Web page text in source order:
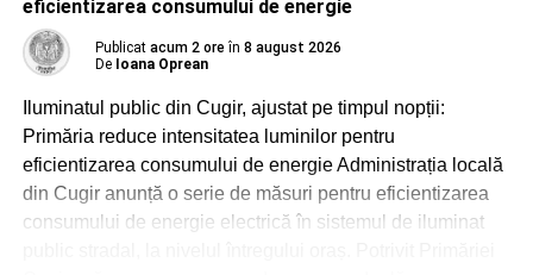
eficientizarea consumului de energie
Publicat acum 2 ore în 8 august 2026
De Ioana Oprean
Iluminatul public din Cugir, ajustat pe timpul nopții:
Primăria reduce intensitatea luminilor pentru
eficientizarea consumului de energie Administrația locală
din Cugir anunță o serie de măsuri pentru eficientizarea
consumului de energie electrică în sistemul de iluminat